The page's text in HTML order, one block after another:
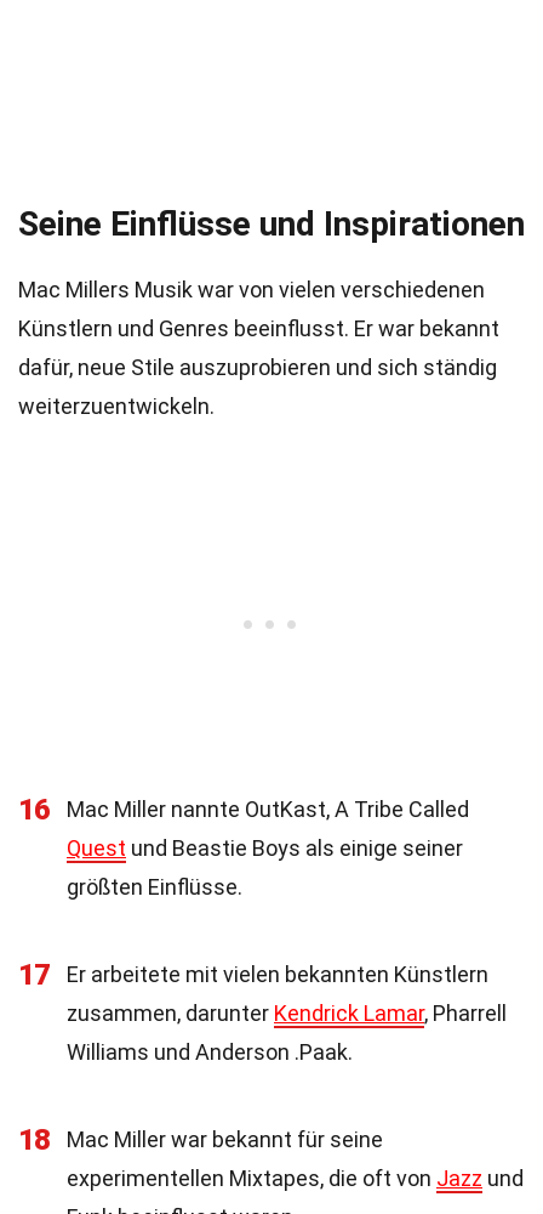
Seine Einflüsse und Inspirationen
Mac Millers Musik war von vielen verschiedenen
Künstlern und Genres beeinflusst. Er war bekannt
dafür, neue Stile auszuprobieren und sich ständig
weiterzuentwickeln.
16
Mac Miller nannte OutKast, A Tribe Called
Quest und Beastie Boys als einige seiner
größten Einflüsse.
17
Er arbeitete mit vielen bekannten Künstlern
zusammen, darunter Kendrick Lamar, Pharrell
Williams und Anderson .Paak.
18
Mac Miller war bekannt für seine
experimentellen Mixtapes, die oft von Jazz und